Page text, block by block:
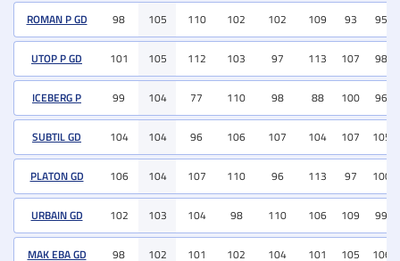
ROMAN P GD 98 105 110 102 102 109 93 95
UTOP P GD 101 105 112 103 97 113 107 98
ICEBERG P 99 104 77 110 98 88 100 96
SUBTIL GD 104 104 96 106 107 104 107 105
PLATON GD 106 104 107 110 96 113 97 100
URBAIN GD 102 103 104 98 110 106 109 99
MAK EBA GD 98 102 101 102 104 101 105 106